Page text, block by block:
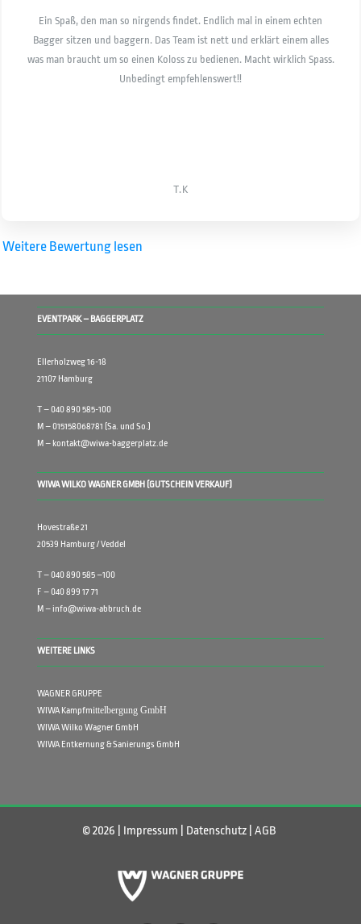
Ein Spaß, den man so nirgends findet. Endlich mal in einem echten
Bagger sitzen und baggern. Das Team ist nett und erklärt einem alles
was man braucht um so einen Koloss zu bedienen. Macht wirklich Spass.
Unbedingt empfehlenswert!!
T.K
Weitere Bewertung lesen
EVENTPARK – BAGGERPLATZ
Ellerholzweg 16-18
21107 Hamburg
T – 040 890 585-100
M – 015158068781 (Sa. und So.)
M – kontakt@wiwa-baggerplatz.de
WIWA WILKO WAGNER GMBH (GUTSCHEIN VERKAUF)
Hovestraße 21
20539 Hamburg / Veddel
T – 040 890 585 –100
F – 040 899 17 71
M – info@wiwa-abbruch.de
WEITERE LINKS
WAGNER GRUPPE
WIWA Kampfmittelbergung GmbH
WIWA Wilko Wagner GmbH
WIWA Entkernung & Sanierungs GmbH
© 2026 | Impressum Datenschutz AGB